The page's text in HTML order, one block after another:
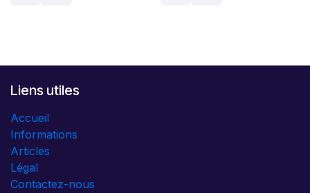
Liens utiles
Accueil
Informations
Articles
Légal
Contactez-nous